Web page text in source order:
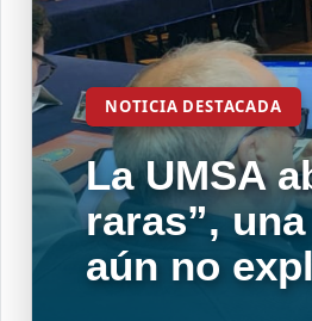
NOTICIA DESTACADA
La UMSA
raras”,
aún no